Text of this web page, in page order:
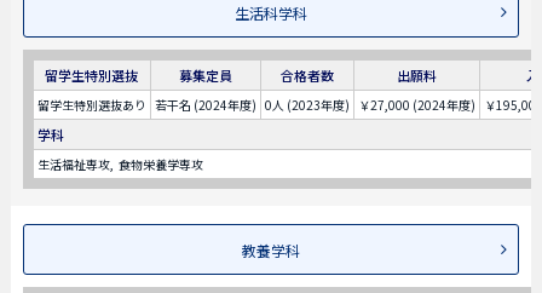
生活科学科
留学生特別選抜 募集定員 合格者数 出願料
留学生特別選抜あり 若干名 (2024年度) 0人 (2023年度) ￥27,000 (2024年度) ￥
学科
生活福祉専攻 食物栄養学専攻
教養学科